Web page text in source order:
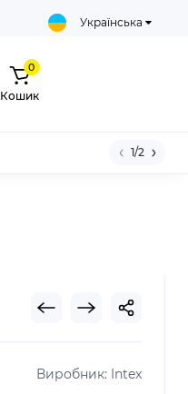
Українська
0
Кошик
1/2
Виробник: Intex